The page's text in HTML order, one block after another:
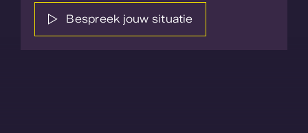
Bespreek jouw situatie